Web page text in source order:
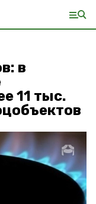
в
11 тыс.